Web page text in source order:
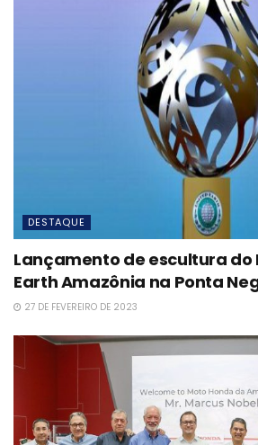
DESTAQUE
Lançamento de escultura do
Earth Amazônia na Ponta
27 DE FEVEREIRO DE 2023